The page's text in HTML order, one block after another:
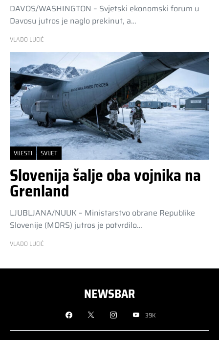
DAVOS/WASHINGTON – Svjetski ekonomski forum u
Davosu jutros je naglo prekinut, a…
VLADO LUCIĆ
VIJESTI SVIJET
Slovenija šalje oba vojnika na
Grenland
LJUBLJANA/NUUK – Ministarstvo obrane Republike
Slovenije (MORS) jutros je potvrdilo…
VLADO LUCIĆ
NEWSBAR
39K